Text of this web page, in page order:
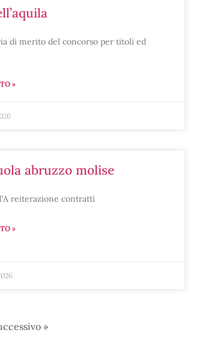
di merito del concorso per titoli ed
»
abruzzo molise
reiterazione contratti
»
»